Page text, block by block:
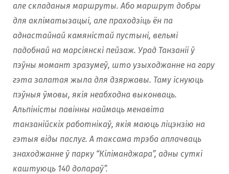
але складаныя маршруты. Або маршрут добры
для акліматызацыі, але праходзіць ён па
аднастайнай камяністай пустыні, вельмі
падобнай на марсіянскі пейзаж. Урад Танзаніі ў
пэўны момант зразумеў, што узыходжанне на гару
гэта залатая жыла для дзяржавы. Таму існуюць
пэўныя ўмовы, якія неабходна выконваць.
Альпіністы павінны наймаць менавіта
танзанійскіх работнікаў, якія маюць ліцэнзію на
гэтыя віды паслуг. А таксама трэба аплачваць
знаходжанне ў парку “Кіліманджара”, адны суткі
каштуюць 140 долараў”.